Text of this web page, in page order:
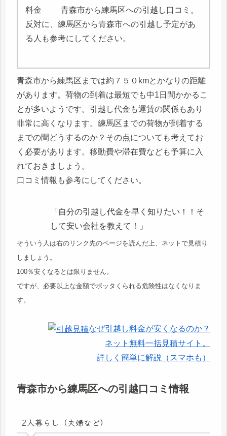
青森市から練馬区への引越し口コミ。
反対に、練馬区から青森市への引越し予定があ
る人も参考にしてください。
青森市から練馬区までは約７５０kmとかなりの距離
があります。荷物の到着は最短でも中1日間かかるこ
とが多いようです。引越し代金も運賃の関係もあり
非常に高くなります。練馬区までの荷物が到着する
までの間どうするのか？その点についても考えてお
く必要があります。移動費や滞在費なども予算に入
れておきましょう。
口コミ情報も参考にしてください。
「自分の引越し代金を早く知りたい！！そ
して安い会社を教えて！」
そういう人は右のリンク先のページを読んだ上、ネットで見積り
しましょう。
100％安くなるとは限りません。
ですが、必要以上な金額でボッタくられる危険性はなくなりま
す。
なぜ引越し料金が安くなるのか？
ネット無料一括見積サイト。
詳しく簡単に解説（スマホも）
青森市から練馬区への引越口コミ情報
2人暮らし（夫婦など）